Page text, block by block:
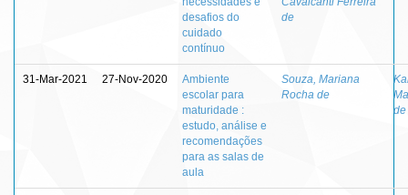
desafios do
cuidado
contínuo
de
31-Mar-2021 27-Nov-2020
Ambiente
escolar para
maturidade :
estudo, análise e
recomendações
para as salas de
aula
Souza, Mariana
Rocha de
de